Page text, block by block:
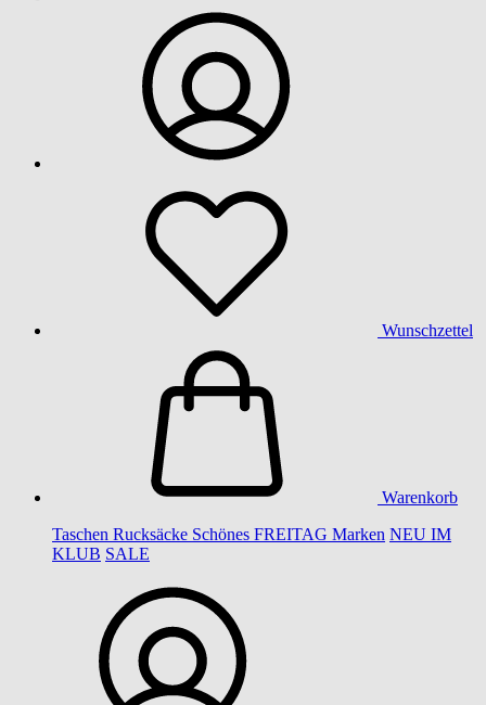
Wunschzettel
Warenkorb
Taschen Rucksäcke Schönes FREITAG Marken NEU IM
KLUB SALE